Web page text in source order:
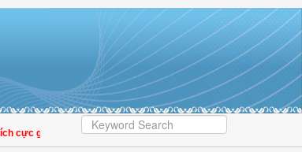
góp phần nâng cao tỷ lệ người dân tham gia bảo hiểm y tế